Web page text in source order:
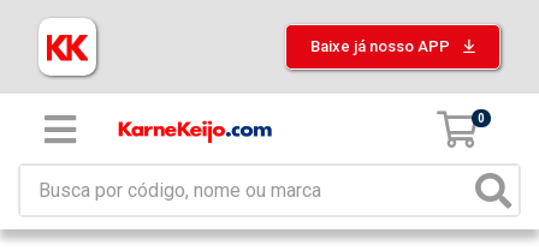
Baixe já nosso APP
0